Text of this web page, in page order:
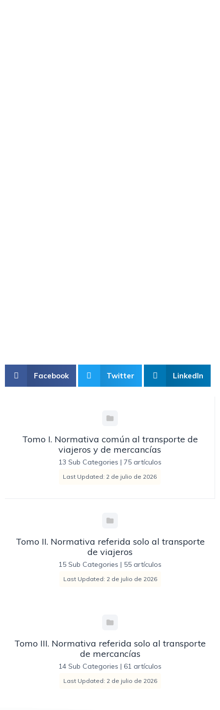
Facebook Twitter LinkedIn
Tomo I. Normativa común al transporte de
viajeros y de mercancías
13 Sub Categories | 75 artículos
Last Updated: 2 de julio de 2026
Tomo II. Normativa referida solo al transporte
de viajeros
15 Sub Categories | 55 artículos
Last Updated: 2 de julio de 2026
Tomo III. Normativa referida solo al transporte
de mercancías
14 Sub Categories | 61 artículos
Last Updated: 2 de julio de 2026